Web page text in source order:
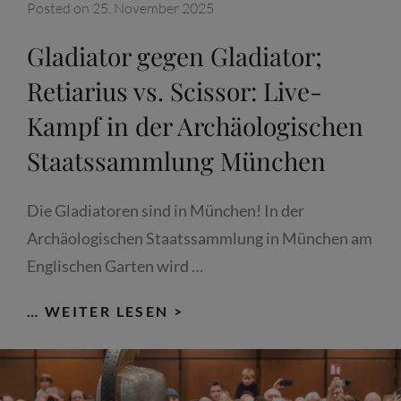
Posted on 25. November 2025
Gladiator gegen Gladiator;
Retiarius vs. Scissor: Live-
Kampf in der Archäologischen
Staatssammlung München
Die Gladiatoren sind in München! In der
Archäologischen Staatssammlung in München am
Englischen Garten wird …
… WEITER LESEN >
GLADIATOR;
RETIARIUS